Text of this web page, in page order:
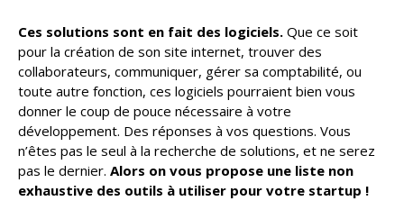
Ces solutions sont en fait des logiciels. Que ce soit
pour la création de son site internet, trouver des
collaborateurs, communiquer, gérer sa comptabilité, ou
toute autre fonction, ces logiciels pourraient bien vous
donner le coup de pouce nécessaire à votre
développement. Des réponses à vos questions. Vous
n’êtes pas le seul à la recherche de solutions, et ne serez
pas le dernier. Alors on vous propose une liste non
exhaustive des outils à utiliser pour votre startup !